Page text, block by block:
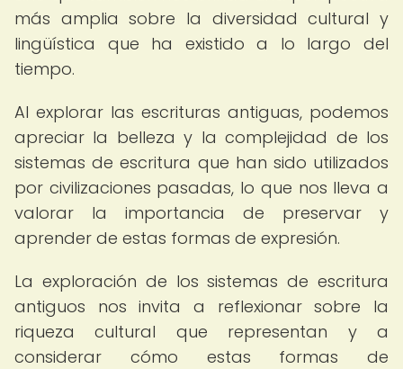
más amplia sobre la diversidad cultural y
lingüística que ha existido a lo largo del
tiempo.
Al explorar las escrituras antiguas, podemos
apreciar la belleza y la complejidad de los
sistemas de escritura que han sido utilizados
por civilizaciones pasadas, lo que nos lleva a
valorar la importancia de preservar y
aprender de estas formas de expresión.
La exploración de los sistemas de escritura
antiguos nos invita a reflexionar sobre la
riqueza cultural que representan y a
considerar cómo estas formas de